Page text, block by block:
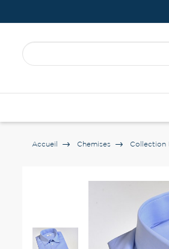
Accueil Chemises Collection